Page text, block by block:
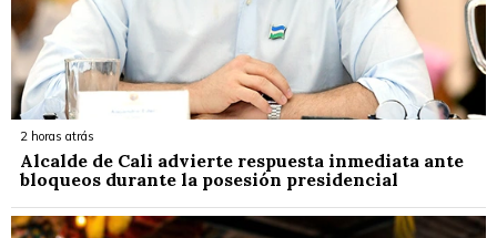
2 horas atrás
Alcalde de Cali advierte respuesta inmediata ante
bloqueos durante la posesión presidencial